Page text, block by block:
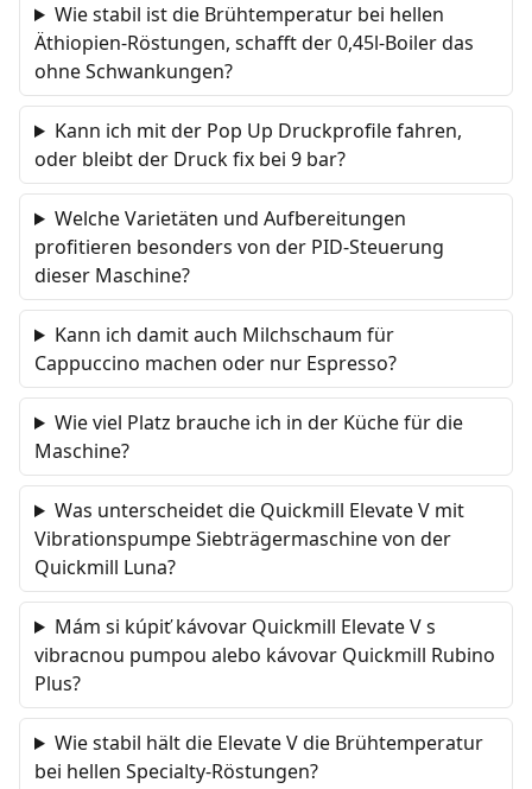
Wie stabil ist die Brühtemperatur bei hellen
Äthiopien-Röstungen, schafft der 0,45l-Boiler das
ohne Schwankungen?
Kann ich mit der Pop Up Druckprofile fahren,
oder bleibt der Druck fix bei 9 bar?
Welche Varietäten und Aufbereitungen
profitieren besonders von der PID-Steuerung
dieser Maschine?
Kann ich damit auch Milchschaum für
Cappuccino machen oder nur Espresso?
Wie viel Platz brauche ich in der Küche für die
Maschine?
Was unterscheidet die Quickmill Elevate V mit
Vibrationspumpe Siebträgermaschine von der
Quickmill Luna?
Mám si kúpiť kávovar Quickmill Elevate V s
vibracnou pumpou alebo kávovar Quickmill Rubino
Plus?
Wie stabil hält die Elevate V die Brühtemperatur
bei hellen Specialty-Röstungen?